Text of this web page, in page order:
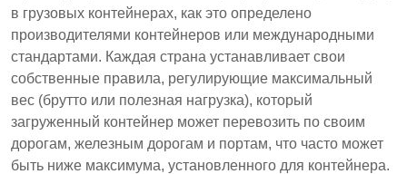
в грузовых контейнерах, как это определено
производителями контейнеров или международными
стандартами. Каждая страна устанавливает свои
собственные правила, регулирующие максимальный
вес (брутто или полезная нагрузка), который
загруженный контейнер может перевозить по своим
дорогам, железным дорогам и портам, что часто может
быть ниже максимума, установленного для контейнера.